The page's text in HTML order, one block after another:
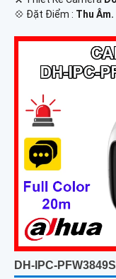
️💠 Đặt Điểm : Thu Âm.
DH-IPC-